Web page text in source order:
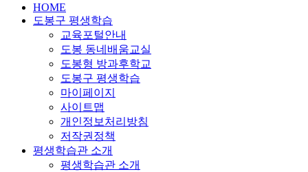
HOME
도봉구 평생학습
교육포털안내
도봉 동네배움교실
도봉형 방과후학교
도봉구 평생학습
마이페이지
사이트맵
개인정보처리방침
저작권정책
평생학습관 소개
평생학습관 소개